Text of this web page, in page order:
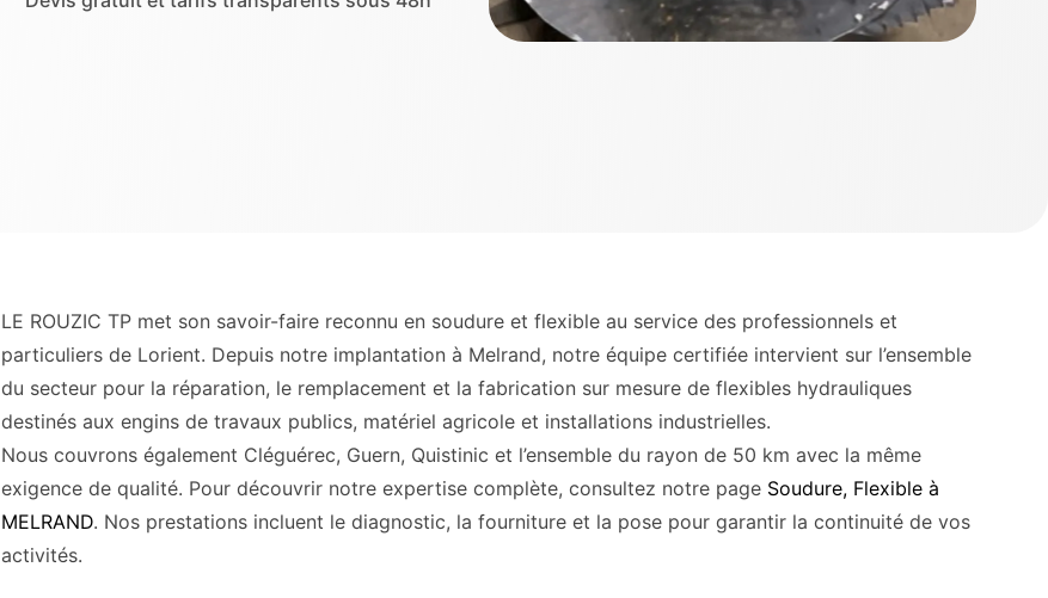
LE ROUZIC TP met son savoir-faire reconnu en soudure et flexible au service des professionnels et
particuliers de Lorient. Depuis notre implantation à Melrand, notre équipe certifiée intervient sur l’ensemble
du secteur pour la réparation, le remplacement et la fabrication sur mesure de flexibles hydrauliques
destinés aux engins de travaux publics, matériel agricole et installations industrielles.
Nous couvrons également Cléguérec, Guern, Quistinic et l’ensemble du rayon de 50 km avec la même
exigence de qualité. Pour découvrir notre expertise complète, consultez notre page Soudure, Flexible à
MELRAND. Nos prestations incluent le diagnostic, la fourniture et la pose pour garantir la continuité de vos
activités.